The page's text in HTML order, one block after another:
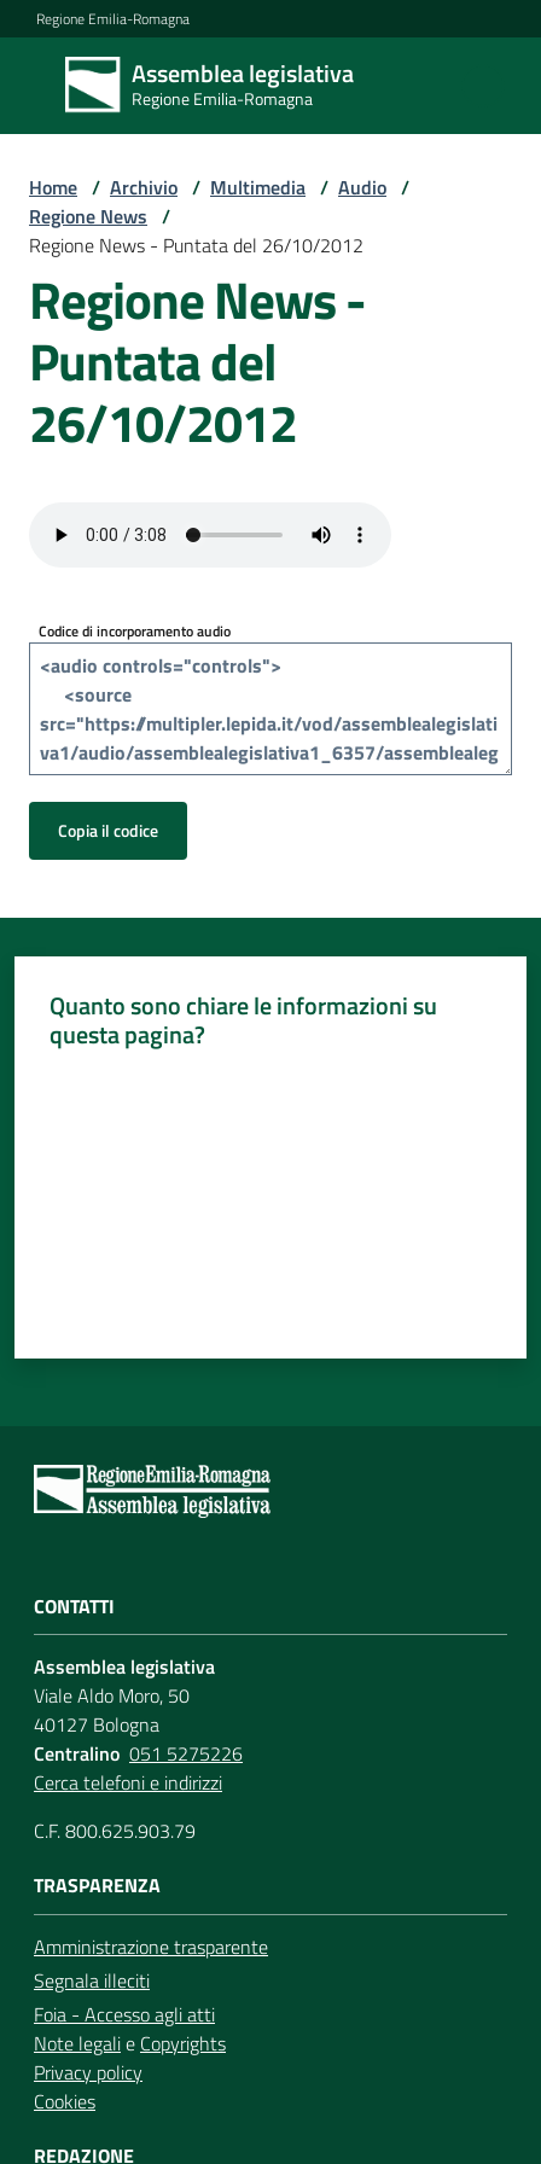
Vai al contenuto
Vai alla navigazione
Vai al footer
Regione Emilia-Romagna
Assemblea legislativa
Regione Emilia-Romagna
Assemblea
legislativa
Regione Emilia-
Assemblea
Attività
Argomenti
Per
Per
cittadini
Home / Archivio / Multimedia / Audio /
Regione News /
Regione News - Puntata del 26/10/2012
Regione News -
Puntata del
26/10/2012
Codice di incorporamento audio
Copia il codice
Quanto sono chiare le informazioni su
questa pagina?
CONTATTI
Assemblea legislativa
Viale Aldo Moro, 50
40127 Bologna
Centralino 051 5275226
Cerca telefoni e indirizzi
C.F. 800.625.903.79
TRASPARENZA
Amministrazione trasparente
Segnala illeciti
Foia - Accesso agli atti
Note legalie Copyrights
Privacy policy
Cookies
REDAZIONE